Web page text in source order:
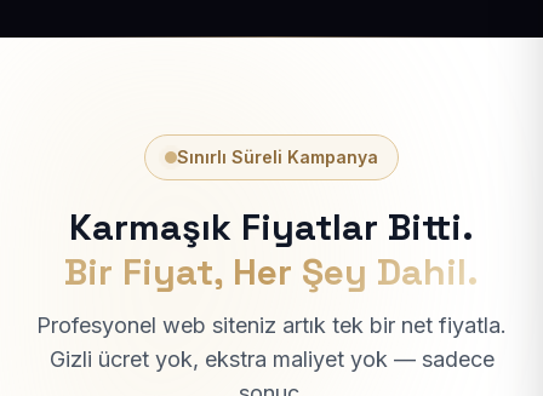
Sınırlı Süreli Kampanya
Karmaşık Fiyatlar Bitti.
Bir Fiyat, Her Şey Dahil.
Profesyonel web siteniz artık tek bir net fiyatla.
Gizli ücret yok, ekstra maliyet yok — sadece